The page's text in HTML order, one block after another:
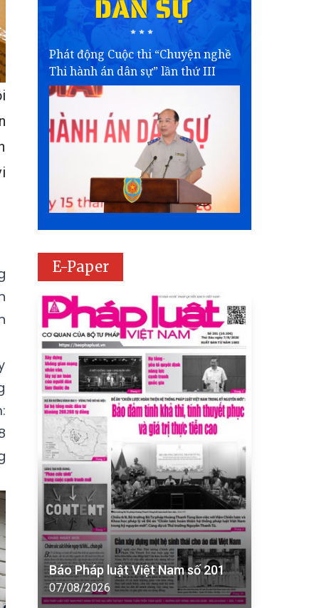
Phát động Cuộc thi “Chuyện nghề
Thi hành án dân sự” lần thứ III
E-Paper
Báo Pháp luật Việt Nam số 201
07/08/2026